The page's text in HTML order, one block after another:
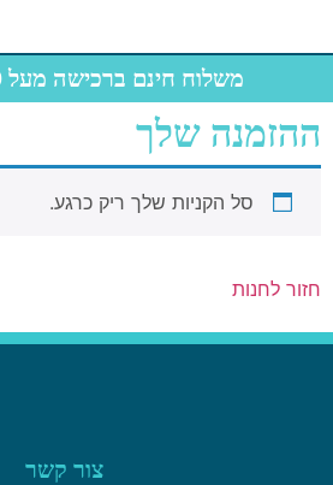
משלוח חינם ברכישה מעל 199 ש"ח !!!
ההזמנה שלך
סל הקניות שלך ריק כרגע.
חזור לחנות
צור קשר